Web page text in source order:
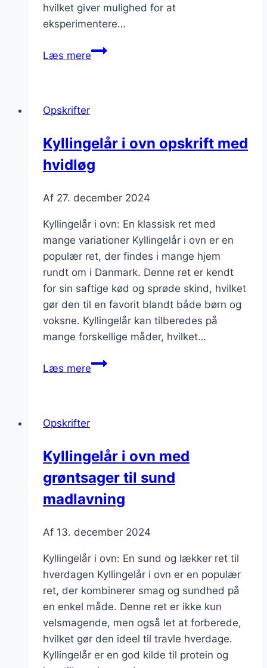
hvilket giver mulighed for at
eksperimentere…
Læs mereKyllingelår
og
rucola
Opskrifter
Kyllingelår i ovn opskrift med
hvidløg
Af 27. december 2024
Kyllingelår i ovn: En klassisk ret med
mange variationer Kyllingelår i ovn er en
populær ret, der findes i mange hjem
rundt om i Danmark. Denne ret er kendt
for sin saftige kød og sprøde skind, hvilket
gør den til en favorit blandt både børn og
voksne. Kyllingelår kan tilberedes på
mange forskellige måder, hvilket…
Læs mereKyllingelår
Opskrifter
Kyllingelår i ovn med
grøntsager til sund
madlavning
Af 13. december 2024
Kyllingelår i ovn: En sund og lækker ret til
hverdagen Kyllingelår i ovn er en populær
ret, der kombinerer smag og sundhed på
en enkel måde. Denne ret er ikke kun
velsmagende, men også let at forberede,
hvilket gør den ideel til travle hverdage.
Kyllingelår er en god kilde til protein og